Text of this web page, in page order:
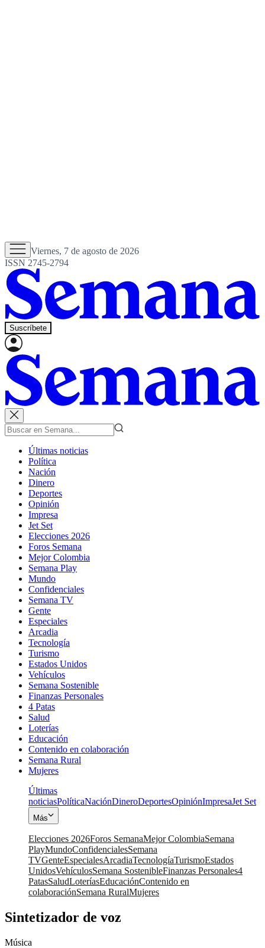
Viernes, 7 de agosto de 2026
ISSN 2745-2794
Suscríbete
Últimas noticias
Política
Nación
Dinero
Deportes
Opinión
Impresa
Jet Set
Elecciones 2026
Foros Semana
Mejor Colombia
Semana Play
Mundo
Confidenciales
Semana TV
Gente
Especiales
Arcadia
Tecnología
Turismo
Estados Unidos
Vehículos
Semana Sostenible
Finanzas Personales
4 Patas
Salud
Loterías
Educación
Contenido en colaboración
Semana Rural
Mujeres
Últimas
noticiasPolíticaNaciónDineroDeportesOpiniónImpresaJet Set
Más
Elecciones 2026Foros SemanaMejor ColombiaSemana
PlayMundoConfidencialesSemana
TVGenteEspecialesArcadiaTecnologíaTurismoEstados
UnidosVehículosSemana SostenibleFinanzas Personales4
PatasSaludLoteríasEducaciónContenido en
colaboraciónSemana RuralMujeres
Sintetizador de voz
Música